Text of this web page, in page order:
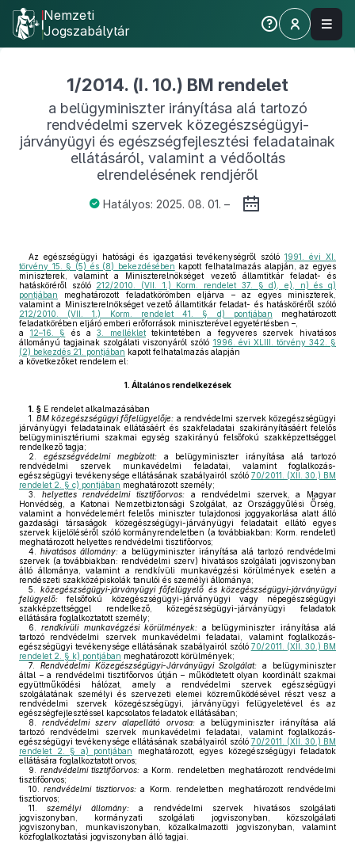
Nemzeti
Jogszabálytár
1/2014. (I. 10.) BM rendelet
a belügyminiszter irányítása alá tartozó
rendvédelmi szervek közegészségügyi-
járványügyi és egészségfejlesztési feladatainak
ellátásáról, valamint a védőoltás
elrendelésének rendjéről
Hatályos: 2025. 08. 01. –
Az egészségügyi hatósági és igazgatási tevékenységről szóló1991. évi XI.
törvény 15. § (5) és (8) bekezdésében kapott felhatalmazás alapján, az egyes
miniszterek, valamint a Miniszterelnökséget vezető államtitkár feladat- és
hatásköréről szóló 212/2010. (VII. 1.) Korm. rendelet 37. § d), e), n) és q)
pontjában meghatározott feladatkörömben eljárva – az egyes miniszterek,
valamint a Miniszterelnökséget vezető államtitkár feladat- és hatásköréről szóló
212/2010. (VII. 1.) Korm. rendelet 41. § d) pontjában meghatározott
feladatkörében eljáró emberi erőforrások miniszterével egyetértésben –,
a 12–16. § és a3. melléklettekintetében a fegyveres szervek hivatásos
állományú tagjainak szolgálati viszonyáról szóló 1996. évi XLIII. törvény 342. §
(2) bekezdés 21. pontjában kapott felhatalmazás alapján
a következőket rendelem el:
1. Általános rendelkezések
1. § E rendelet alkalmazásában
1. BM közegészségügyi főfelügyelője: a rendvédelmi szervek közegészségügyi
járványügyi feladatainak ellátásáért és szakfeladatai szakirányításáért felelős
belügyminisztériumi szakmai egység szakirányú felsőfokú szakképzettséggel
rendelkező tagja;
2.
egészségvédelmi megbízott:a belügyminiszter irányítása alá tartozó
rendvédelmi szervek munkavédelmi feladatai, valamint foglalkozás-
egészségügyi tevékenysége ellátásának szabályairól szóló 70/2011. (XII. 30.) BM
rendelet 2. § c) pontjában meghatározott személy;
3.
helyettes rendvédelmi tisztifőorvos:a rendvédelmi szervek, a Magyar
Honvédség, a Katonai Nemzetbiztonsági Szolgálat, az Országgyűlési Őrség,
valamint a honvédelemért felelős miniszter tulajdonosi joggyakorlása alatt álló
gazdasági társaságok közegészségügyi-járványügyi feladatait ellátó egyes
szervek kijelöléséről szóló kormányrendeletben (a továbbiakban: Korm. rendelet)
meghatározott helyettes rendvédelmi tisztifőorvos;
4.
hivatásos állomány: a belügyminiszter irányítása alá tartozó rendvédelmi
szervek (a továbbiakban: rendvédelmi szerv) hivatásos szolgálati jogviszonyban
álló állománya, valamint a rendkívüli munkavégzési körülmények esetén a
rendészeti szakközépiskolák tanulói és személyi állománya;
5.
közegészségügyi-járványügyi főfelügyelő és közegészségügyi-járványügyi
felügyelő: felsőfokú közegészségügyi-járványügyi vagy népegészségügyi
szakképzettséggel rendelkező, közegészségügyi-járványügyi feladatok
ellátására foglalkoztatott személy;
6.
rendkívüli munkavégzési körülmények:a belügyminiszter irányítása alá
tartozó rendvédelmi szervek munkavédelmi feladatai, valamint foglalkozás-
egészségügyi tevékenysége ellátásának szabályairól szóló 70/2011. (XII. 30.) BM
rendelet 2. § k) pontjában meghatározott körülmények;
7.
Rendvédelmi Közegészségügyi-Járványügyi Szolgálat: a belügyminiszter
által – a rendvédelmi tisztifőorvos útján – működtetett olyan koordinált szakmai
együttműködési hálózat, amely a rendvédelmi szervek egészségügyi
szolgálatának személyi és szervezeti elemei közreműködésével részt vesz a
rendvédelmi szervek közegészségügyi, járványügyi felügyeletével és az
egészségfejlesztéssel kapcsolatos feladatok ellátásában;
8.
rendvédelmi szerv alapellátó orvosa:a belügyminiszter irányítása alá
tartozó rendvédelmi szervek munkavédelmi feladatai, valamint foglalkozás-
egészségügyi tevékenysége ellátásának szabályairól szóló 70/2011. (XII. 30.) BM
rendelet 2. § a) pontjában meghatározott, egyes közegészségügyi feladatok
ellátására foglalkoztatott orvos;
9.
rendvédelmi tisztifőorvos: a Korm. rendeletben meghatározott rendvédelmi
tisztifőorvos;
10.
rendvédelmi tisztiorvos:a Korm. rendeletben meghatározott rendvédelmi
tisztiorvos;
11.
személyi állomány:a rendvédelmi szervek hivatásos szolgálati
jogviszonyban, kormányzati szolgálati jogviszonyban, közszolgálati
jogviszonyban, munkaviszonyban, közalkalmazotti jogviszonyban, valamint
közfoglalkoztatási jogviszonyban álló tagjai.